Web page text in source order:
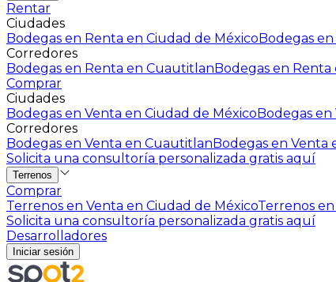
Rentar
Ciudades
Bodegas en Renta en Ciudad de MéxicoBodegas
Corredores
Bodegas en Renta en CuautitlanBodegas en
Comprar
Ciudades
Bodegas en Venta en Ciudad de MéxicoBodegas en
Corredores
Bodegas en Venta en CuautitlanBodegas en Venta
Solicita una consultoría personalizada gratis aquí
Terrenos
Comprar
Terrenos en Venta en Ciudad de MéxicoTerrenos
Solicita una consultoría personalizada gratis aquí
Desarrolladores
Iniciar sesión